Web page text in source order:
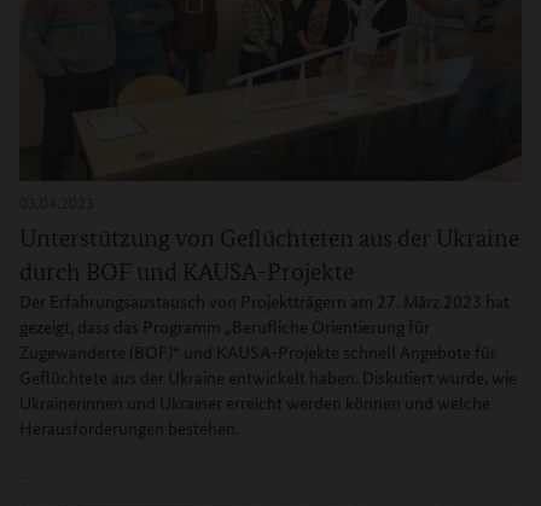
Unterstützung von Geflüchteten aus der Ukraine
durch BOF und KAUSA-Projekte
03.04.2023
Der Erfahrungsaustausch von Projektträgern am 27. März 2023 hat
gezeigt, dass das Programm „Berufliche Orientierung für
Zugewanderte (BOF)“ und KAUSA-Projekte schnell Angebote für
Geflüchtete aus der Ukraine entwickelt haben. Diskutiert wurde, wie
Ukrainerinnen und Ukrainer erreicht werden können und welche
Herausforderungen bestehen.